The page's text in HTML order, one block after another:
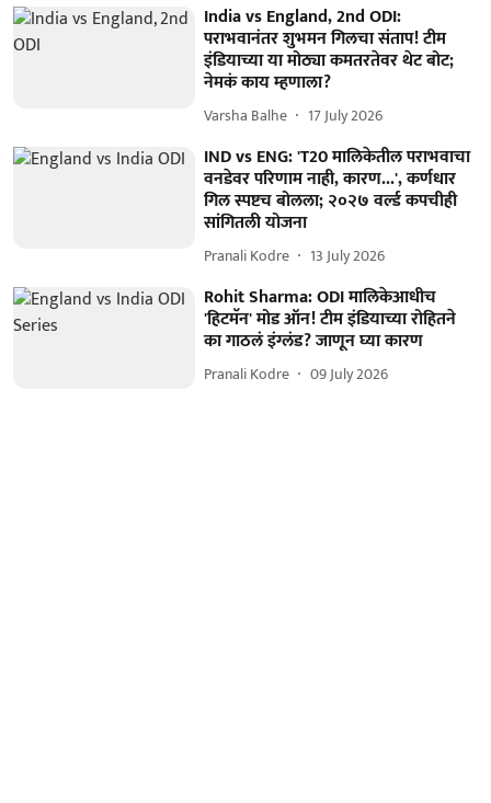
India vs England, 2nd ODI:
पराभवानंतर शुभमन गिलचा संताप! टीम
इंडियाच्या या मोठ्या कमतरतेवर थेट बोट;
नेमकं काय म्हणाला?
Varsha Balhe 17 July 2026
IND vs ENG: 'T20 मालिकेतील पराभवाचा
वनडेवर परिणाम नाही, कारण...', कर्णधार
गिल स्पष्टच बोलला; २०२७ वर्ल्ड कपचीही
सांगितली योजना
Pranali Kodre 13 July 2026
Rohit Sharma: ODI मालिकेआधीच
'हिटमॅन' मोड ऑन! टीम इंडियाच्या रोहितने
का गाठलं इंग्लंड? जाणून घ्या कारण
Pranali Kodre 09 July 2026